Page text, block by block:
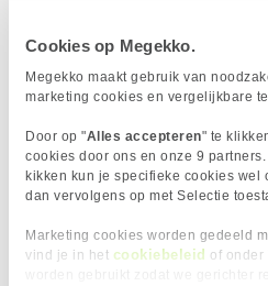
Cookies op Megekko.
Megekko maakt gebruik van
marketing cookies en vergelijkbare
Door op "Alles accepteren" te
cookies door ons en onze 9
kikken kun je specifieke cookies wel
dan vervolgens op met Selectie
Marketing cookies worden gedeeld
vind je in het cookiebeleid of onder
Kleur toetsenbord
Numeriek toetsenblok
✓︎
Indeling
QWERTY
Toetsenbord inbegrepen
✓︎
BRAND-SPECIFIEKE FUNCTIES
Eigenschap Waarde
HP Imagepad
✓︎
(firmware-